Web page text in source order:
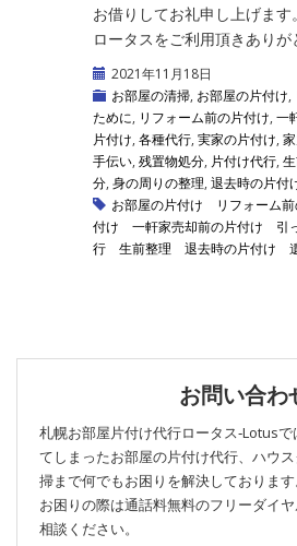
お借りしてお礼申し上げま
ロータスをご利用頂きあり
2021年11月18日
お部屋の清掃, お部屋の片付け,
ために, リフォーム前の片付け, 一
片付け, 各種代行, 実家の片付け,
手伝い, 残置物処分, 片付け代行,
分, 身の周りの整理, 退去時の片付
お部屋の片付け
リフォーム
付け
一軒家売却前の片付け 引
行
生前整理 退去時の片付け
お問い合わ
札幌お部屋片付け代行ロータス‐Lotus
てしまったお部屋の片付け代行、ハウ
掃まで何でもお困りを解決しております
お困りの際は通話料無料のフリーダイ
相談ください。